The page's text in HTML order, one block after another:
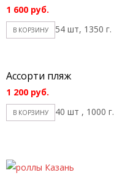
1 600 руб.
В КОРЗИНУ 54 шт, 1350 г.
Ассорти пляж
1 200 руб.
В КОРЗИНУ 40 шт , 1000 г.